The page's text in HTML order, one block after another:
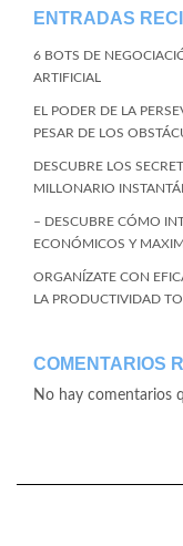
ENTRADAS
6 BOTS DE
ARTIFICIAL
EL PODER DE LA
PESAR DE LOS
DESCUBRE LOS
MILLONARIO
– DESCUBRE CÓMO
ECONÓMICOS Y
ORGANÍZATE CON
LA PRODUCTIVIDAD
COMENTARIOS
No hay comentarios